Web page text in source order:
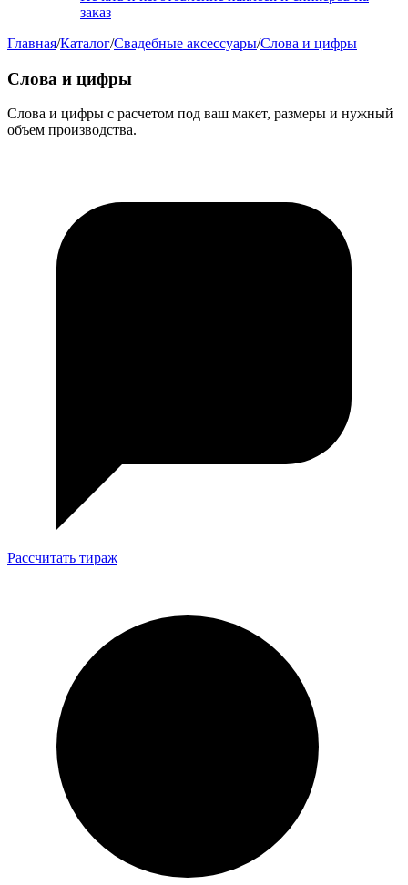
заказ
Главная/Каталог/Свадебные аксессуары/Слова и цифры
Слова и цифры
Слова и цифры с расчетом под ваш макет, размеры и нужный
объем производства.
Рассчитать тираж